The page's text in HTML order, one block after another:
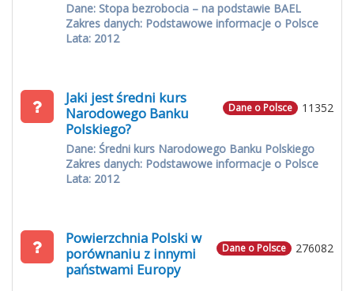
Dane: Stopa bezrobocia – na podstawie BAEL
Zakres danych: Podstawowe informacje o Polsce
Lata: 2012
11352
Dane o Polsce
Jaki jest średni kurs
Narodowego Banku
Polskiego?
Dane: Średni kurs Narodowego Banku Polskiego
Zakres danych: Podstawowe informacje o Polsce
Lata: 2012
276082
Dane o Polsce
Powierzchnia Polski w
porównaniu z innymi
państwami Europy